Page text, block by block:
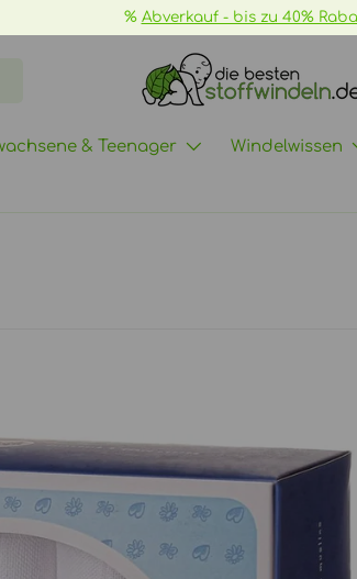
% Abverkauf - bis zu 40%
& Teenager Windelwissen